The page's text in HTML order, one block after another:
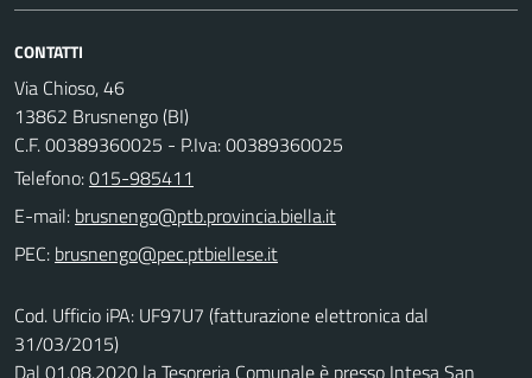
CONTATTI
Via Chioso, 46
13862 Brusnengo (BI)
C.F. 00389360025 - P.Iva: 00389360025
Telefono:015-985411
E-mail:
PEC:
Cod. Ufficio iPA: UF97U7 (fatturazione elettronica dal
31/03/2015)
Dal 01.08.2020 la Tesoreria Comunale è presso Intesa San